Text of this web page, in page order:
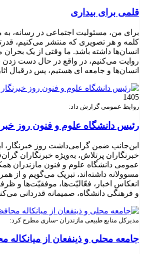
قلمی برای بیداری
برای من، مسئولیت اجتماعی در رسانه،
کلمه و هر تصویری که منتشر می‌کنیم،
انسان‌ها داشته باشد. ما وقتی از یک بحران
روایت می‌کنیم، در واقع در حال دست زدن
انسان‌ها و جامعه ای هستیم، پس درقبال
1405
روابط عمومی گزارش داد:
رئیس دانشگاه علوم و فنون روز
این‌جانب ضمن گرامی‌داشت روز خبرنگار،
خبرنگاران پرتلاش، به‌ویژه خبرنگاران
عمومی دانشگاه علوم و فنون مازندران
مسوولانه داشته‌اند، تبریک می‌گویم و از
انعکاس اخبار، فعّالیّت‌ها، موفقیّت‌ها و
و فرهنگی دانشگاه، صمیمانه قدردانی
مدیرکل منابع طبیعی مازندران -ساری مطرح کرد:
جامعه محلی و ذینفعان از میانکاله